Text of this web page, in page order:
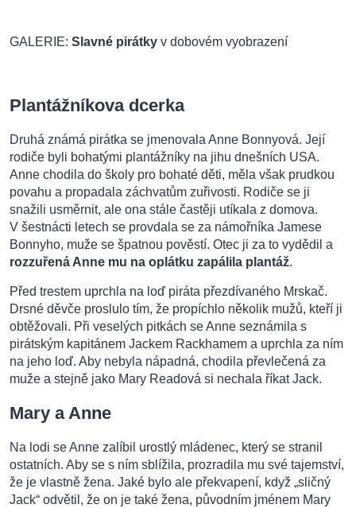
GALERIE: Slavné pirátky v dobovém vyobrazení
Plantážníkova dcerka
Druhá známá pirátka se jmenovala Anne Bonnyová. Její
rodiče byli bohatými plantážníky na jihu dnešních USA.
Anne chodila do školy pro bohaté děti, měla však prudkou
povahu a propadala záchvatům zuřivosti. Rodiče se ji
snažili usměrnit, ale ona stále častěji utíkala z domova.
V šestnácti letech se provdala se za námořníka Jamese
Bonnyho, muže se špatnou pověstí. Otec ji za to vydědil a
rozzuřená Anne mu na oplátku zapálila plantáž.
Před trestem uprchla na loď piráta přezdívaného Mrskač.
Drsné děvče proslulo tím, že propíchlo několik mužů, kteří ji
obtěžovali. Při veselých pitkách se Anne seznámila s
pirátským kapitánem Jackem Rackhamem a uprchla za ním
na jeho loď. Aby nebyla nápadná, chodila převlečená za
muže a stejně jako Mary Readová si nechala říkat Jack.
Mary a Anne
Na lodi se Anne zalíbil urostlý mládenec, který se stranil
ostatních. Aby se s ním sblížila, prozradila mu své tajemství,
že je vlastně žena. Jaké bylo ale překvapení, když „sličný
Jack“ odvětil, že on je také žena, původním jménem Mary